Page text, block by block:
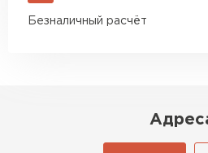
Безналичный расчёт